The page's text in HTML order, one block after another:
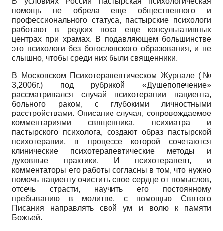
помощь не обрела еще общественного и
профессионального статуса, пастырские психологи
работают в редких пока еще консультативных
центрах при храмах. В подавляющем большинстве
это психологи без богословского образования, и не
слышно, чтобы среди них были священники.
В Московском Психотерапевтическом Журнале (№
3,2006г.) под рубрикой «Душепопечение»
рассматривался случай психотерапии пациента,
больного раком, с глубокими личностными
расстройствами. Описание случая, сопровождаемое
комментариями священника, психиатра и
пастырского психолога, создают образ пастырской
психотерапии, в процессе которой сочетаются
клинические психотерапевтические методы и
духовные практики. И психотерапевт, и
комментаторы его работы согласны в том, что нужно
помочь пациенту очистить свое сердце от помыслов,
отсечь страсти, научить его постоянному
пребыванию в молитве, с помощью Святого
Писания направлять свой ум и волю к памяти
Божьей.